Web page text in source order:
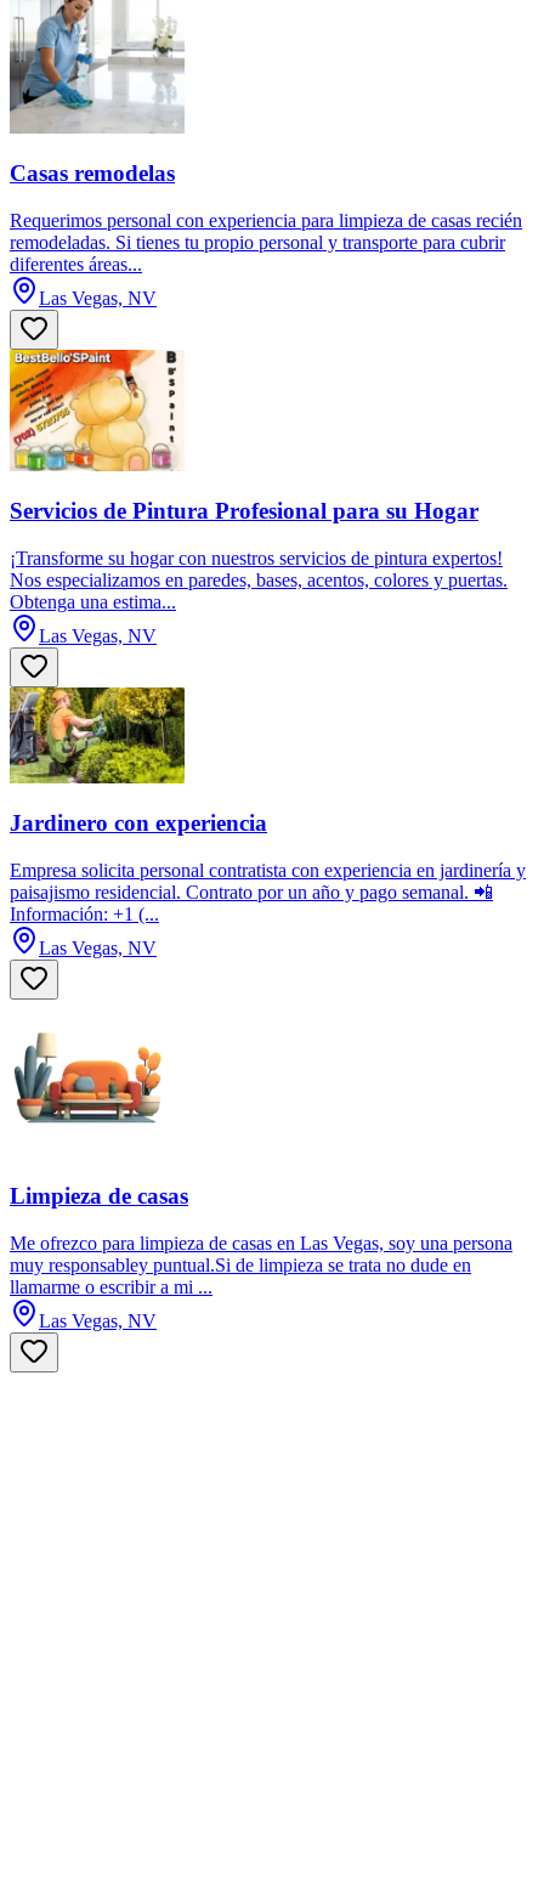
Casas remodelas
Requerimos personal con experiencia para limpieza de casas recién
remodeladas. Si tienes tu propio personal y transporte para cubrir
diferentes áreas...
Las Vegas, NV
Servicios de Pintura Profesional para su Hogar
¡Transforme su hogar con nuestros servicios de pintura expertos!
Nos especializamos en paredes, bases, acentos, colores y puertas.
Obtenga una estima...
Las Vegas, NV
Jardinero con experiencia
Empresa solicita personal contratista con experiencia en jardinería y
paisajismo residencial. Contrato por un año y pago semanal. 📲
Información: +1 (...
Las Vegas, NV
Limpieza de casas
Me ofrezco para limpieza de casas en Las Vegas, soy una persona
muy responsabley puntual.Si de limpieza se trata no dude en
llamarme o escribir a mi ...
Las Vegas, NV